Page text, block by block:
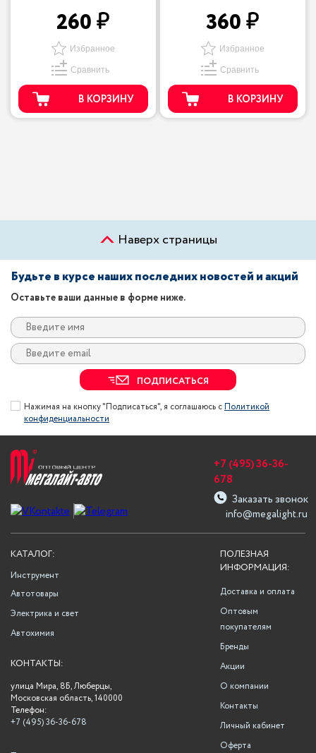
260
Избранное
Сравнить
В КОРЗИНУ
360
Избранное
Сравнить
В КОРЗИНУ
Наверх страницы
Будьте в курсе наших последних новостей и акций
Оставьте ваши данные в форме ниже.
ПОДПИСАТЬСЯ
Нажимая на кнопку "Подписаться", я соглашаюсь сПолитикой
конфиденциальности
info@megalight.ru
+7 (495) 36-36-
678
Заказать звонок
ПОЛЕЗНАЯ
ИНФОРМАЦИЯ:
Доставка и оплата
Оптовым
покупателям
Бренды
Акции
О компании
Контакты
Личный кабинет
Оферта
КАТАЛОГ:
Инструмент
Автотовары
Электрика и свет
Автохимия
КОНТАКТЫ:
улица Мира, 8Б, Люберцы,
Московская область, 140000
Телефон:
+7 (495) 36-36-678